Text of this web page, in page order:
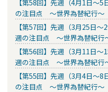
【第58回】先週（4月1日～
の注目点 ～世界為替紀行～
【第57回】先週（3月25日
週の注目点 ～世界為替紀行
【第56回】先週（3月11日
週の注目点 ～世界為替紀行
【第55回】先週（3月4日～
の注目点 ～世界為替紀行～